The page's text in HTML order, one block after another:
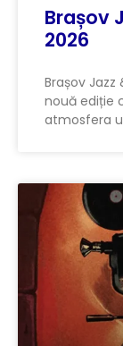
Brașov
2026
Brașov Jazz
nouă ediție
atmosfera